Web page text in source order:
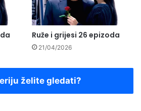
Ruže i grijesi 26 epizoda
21/04/2026
želite gledati?